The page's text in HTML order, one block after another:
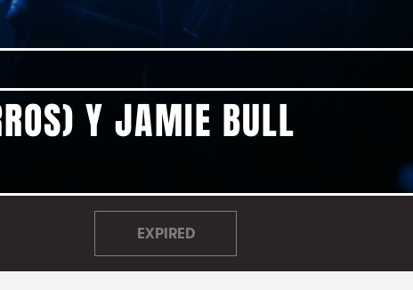
Y JAMIE BULL
EXPIRED